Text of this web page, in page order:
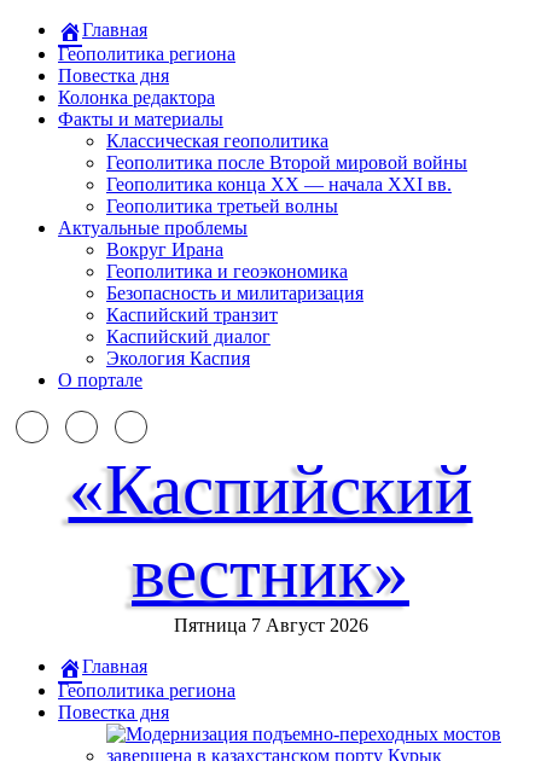
Главная
Геополитика региона
Повестка дня
Колонка редактора
Факты и материалы
Классическая геополитика
Геополитика после Второй мировой войны
Геополитика конца XX — начала XXI вв.
Геополитика третьей волны
Актуальные проблемы
Вокруг Ирана
Геополитика и геоэкономика
Безопасность и милитаризация
Каспийский транзит
Каспийский диалог
Экология Каспия
О портале
«Каспийский
вестник»
Пятница 7 Август 2026
Главная
Геополитика региона
Повестка дня